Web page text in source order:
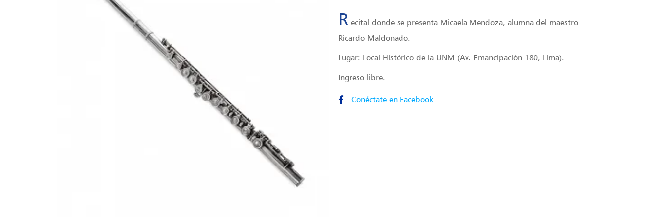
R ecital donde se presenta Micaela Mendoza, alumna del maestro
Ricardo Maldonado.
Lugar: Local Histórico de la UNM (Av. Emancipación 180, Lima).
Ingreso libre.
Conéctate en Facebook